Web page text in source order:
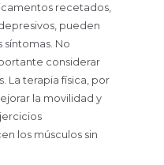
recetados,
pueden
síntomas. No
considerar
La terapia física, por
la movilidad y
los músculos sin